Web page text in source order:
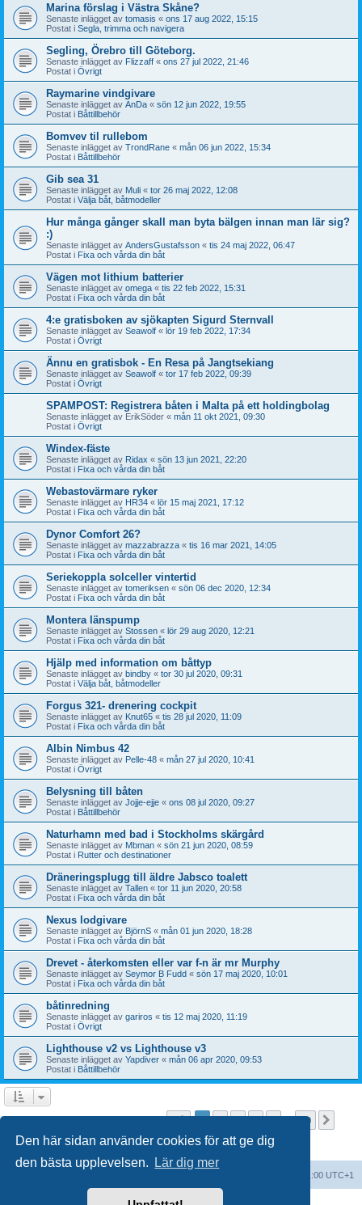
Den här sidan använder cookies för att ge dig
den bästa upplevelsen.
Lär dig mer
Marina förslag i Västra Skåne?
Senaste inlägget av tomasis « ons 17 aug 2022, 15:15
Postat i Segla, trimma och navigera
Segling, Örebro till Göteborg.
Senaste inlägget av Flizzaff « ons 27 jul 2022, 21:46
Postat i Övrigt
Raymarine vindgivare
Senaste inlägget av AnDa « sön 12 jun 2022, 19:55
Postat i Båttillbehör
Bomvev til rullebom
Senaste inlägget av TrondRane « mån 06 jun 2022, 15:34
Postat i Båttillbehör
Gib sea 31
Senaste inlägget av Muli « tor 26 maj 2022, 12:08
Postat i Välja båt, båtmodeller
Hur många gånger skall man byta bälgen innan man lär sig?
:)
Senaste inlägget av AndersGustafsson « tis 24 maj 2022, 06:47
Postat i Fixa och vårda din båt
Vägen mot lithium batterier
Senaste inlägget av omega « tis 22 feb 2022, 15:31
Postat i Fixa och vårda din båt
4:e gratisboken av sjökapten Sigurd Sternvall
Senaste inlägget av Seawolf « lör 19 feb 2022, 17:34
Postat i Övrigt
Ännu en gratisbok - En Resa på Jangtsekiang
Senaste inlägget av Seawolf « tor 17 feb 2022, 09:39
Postat i Övrigt
SPAMPOST: Registrera båten i Malta på ett holdingbolag
Senaste inlägget av ErikSöder « mån 11 okt 2021, 09:30
Postat i Övrigt
Windex-fäste
Senaste inlägget av Ridax « sön 13 jun 2021, 22:20
Postat i Fixa och vårda din båt
Webastovärmare ryker
Senaste inlägget av HR34 « lör 15 maj 2021, 17:12
Postat i Fixa och vårda din båt
Dynor Comfort 26?
Senaste inlägget av mazzabrazza « tis 16 mar 2021, 14:05
Postat i Fixa och vårda din båt
Seriekoppla solceller vintertid
Senaste inlägget av tomeriksen « sön 06 dec 2020, 12:34
Postat i Fixa och vårda din båt
Montera länspump
Senaste inlägget av Stossen « lör 29 aug 2020, 12:21
Postat i Fixa och vårda din båt
Hjälp med information om båttyp
Senaste inlägget av bindby « tor 30 jul 2020, 09:31
Postat i Välja båt, båtmodeller
Forgus 321- drenering cockpit
Senaste inlägget av Knut65 « tis 28 jul 2020, 11:09
Postat i Fixa och vårda din båt
Albin Nimbus 42
Senaste inlägget av Pelle-48 « mån 27 jul 2020, 10:41
Postat i Övrigt
Belysning till båten
Senaste inlägget av Jojje-ejje « ons 08 jul 2020, 09:27
Postat i Båttillbehör
Naturhamn med bad i Stockholms skärgård
Senaste inlägget av Mbman « sön 21 jun 2020, 08:59
Postat i Rutter och destinationer
Dräneringsplugg till äldre Jabsco toalett
Senaste inlägget av Tallen « tor 11 jun 2020, 20:58
Postat i Fixa och vårda din båt
Nexus lodgivare
Senaste inlägget av BjörnS « mån 01 jun 2020, 18:28
Postat i Fixa och vårda din båt
Drevet - återkomsten eller var f-n är mr Murphy
Senaste inlägget av Seymor B Fudd « sön 17 maj 2020, 10:01
Postat i Fixa och vårda din båt
båtinredning
Senaste inlägget av gariros « tis 12 maj 2020, 11:19
Postat i Övrigt
Lighthouse v2 vs Lighthouse v3
Senaste inlägget av Yapdiver « mån 06 apr 2020, 09:53
Postat i Båttillbehör
Sökningen fann fler än 1000 träffar Sida1av20
1 2 3 4 5 20
Alla tidsangivelser är UTC+01:00 UTC+1